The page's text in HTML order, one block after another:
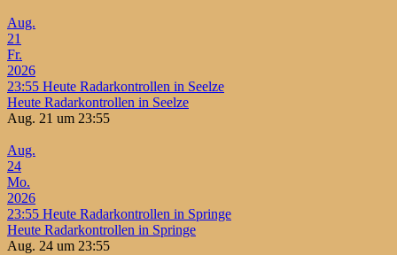
Aug.
21
Fr.
2026
23:55 Heute Radarkontrollen in Seelze
Heute Radarkontrollen in Seelze
Aug. 21 um 23:55
Aug.
24
Mo.
2026
23:55 Heute Radarkontrollen in Springe
Heute Radarkontrollen in Springe
Aug. 24 um 23:55